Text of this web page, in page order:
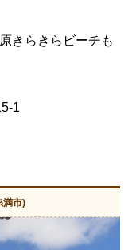
きらきらビーチも
1
満市)